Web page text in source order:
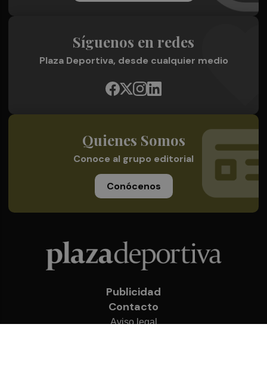
Síguenos en redes
Plaza Deportiva, desde cualquier medio
Quienes Somos
Conoce al grupo editorial
Conócenos
Publicidad
Contacto
Aviso legal